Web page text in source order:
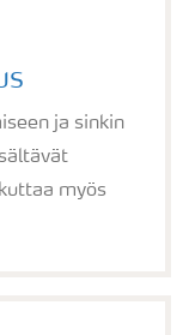
ja sinkin
myös